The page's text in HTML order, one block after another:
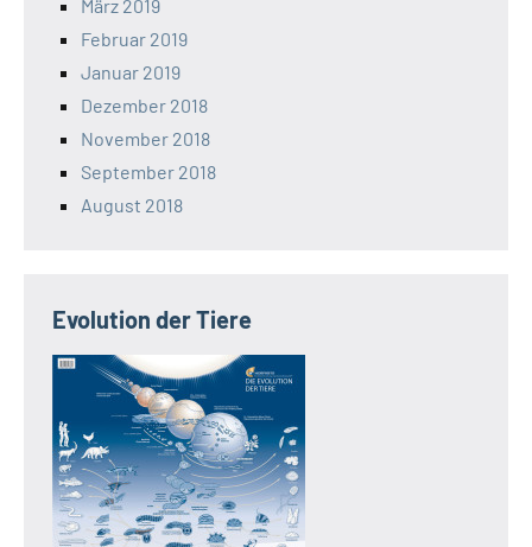
März 2019
Februar 2019
Januar 2019
Dezember 2018
November 2018
September 2018
August 2018
Evolution der Tiere